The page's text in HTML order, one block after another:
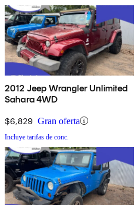
2012 Jeep Wrangler Unlimited
Sahara 4WD
$6,829 Gran oferta
Incluye tarifas de conc.